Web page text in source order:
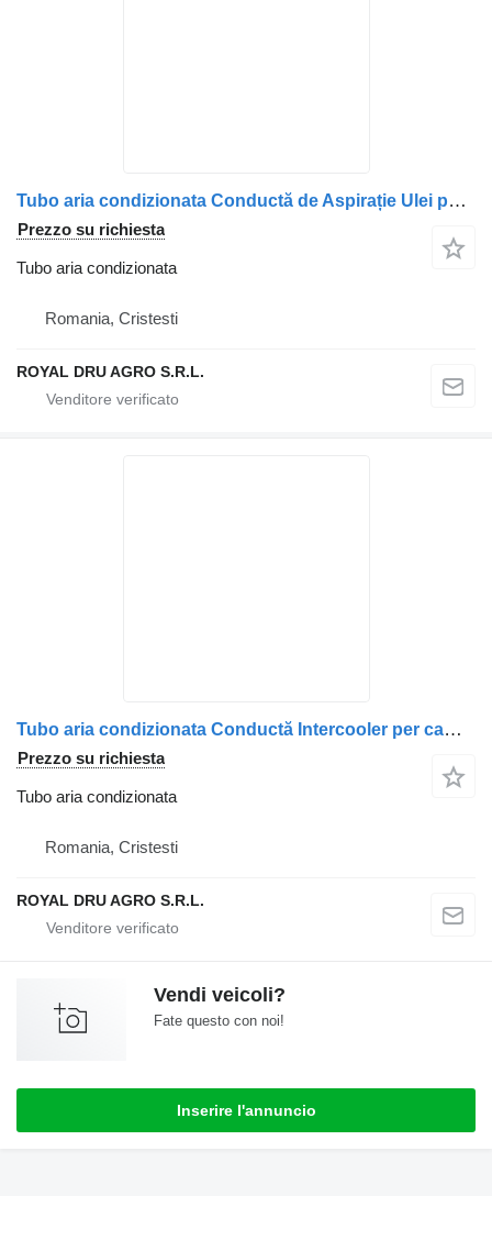
Tubo aria condizionata Conductă de Aspirație Ulei per camion MAN 51057016055, 51057036055, 51057035364
Prezzo su richiesta
Tubo aria condizionata
Romania, Cristesti
ROYAL DRU AGRO S.R.L.
Tubo aria condizionata Conductă Intercooler per camion MAN – Coduri: 51094120362, 51094120401, 5109412-0362, 5109412-0401
Prezzo su richiesta
Tubo aria condizionata
Romania, Cristesti
ROYAL DRU AGRO S.R.L.
Vendi veicoli?
Fate questo con noi!
Inserire l'annuncio